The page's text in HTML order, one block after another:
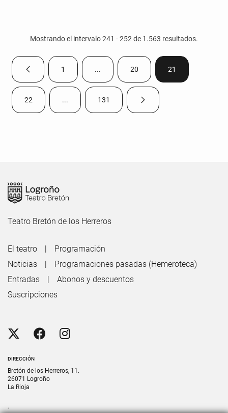
Mostrando el intervalo 241 - 252 de 1.563 resultados.
Página anteriorPágina
1 ...Páginas intermedias Use TAB para
Página
20 Página
21
Página
22 ...Páginas intermedias Use TAB para desplazarse.
Página
131 Página siguiente
Teatro Bretón de los Herreros
DIRECCIÓN
Bretón de los Herreros, 11.
26071 Logroño
La Rioja
.
El teatro
Programación
Noticias
Programaciones pasadas (Hemeroteca)
Entradas
Abonos y descuentos
Suscripciones